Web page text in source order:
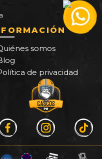
somos
de privacidad